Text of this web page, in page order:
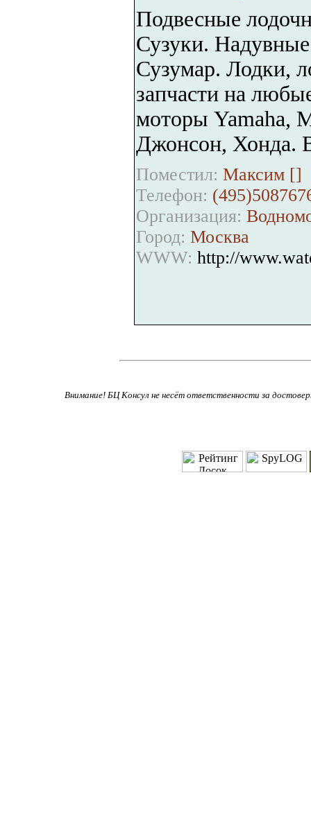
Подвесные
Сузуки.
Сузумар. Лодки,
запчасти на
моторы Yamaha,
Джонсон, Хонда.
Поместил: Максим []
Телефон:
Организация:
Город: Москва
WWW: http://
Внимание! БЦ Консул не несёт ответственности за